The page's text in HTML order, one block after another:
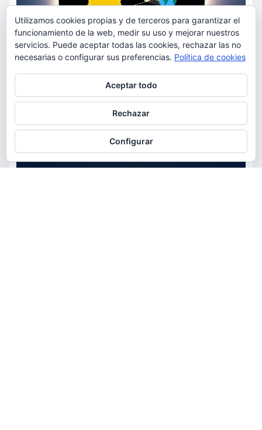
Utilizamos cookies propias y de terceros para garantizar el
funcionamiento de la web, medir su uso y mejorar nuestros
servicios. Puede aceptar todas las cookies, rechazar las no
necesarias o configurar sus preferencias. Política de cookies
Aceptar todo
Rechazar
Configurar
Para obtener más información, incluido cómo gestionar las cookies,